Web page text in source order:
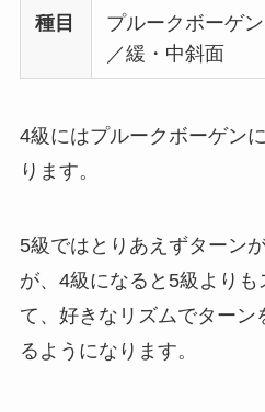
種目
プルークボーゲ
／緩・中斜面
4級にはプルークボーゲンに
ります。
5級ではとりあえずターン
が、4級になると5級より
て、好きなリズムでターン
るようになります。